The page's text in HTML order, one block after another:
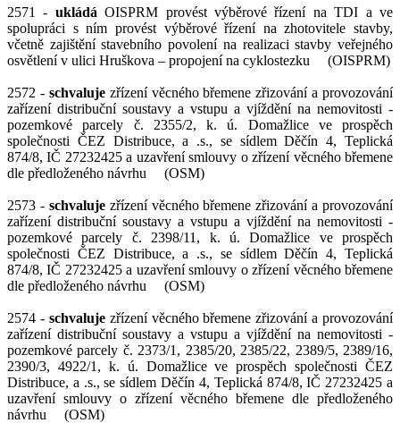
2571 - ukládáOISPRM provést výběrové řízení na TDI a ve
spolupráci s ním provést výběrové řízení na zhotovitele stavby,
včetně zajištění stavebního povolení na realizaci stavby veřejného
osvětlení v ulici Hruškova – propojení na cyklostezku (OISPRM)
2572 -schvaluje zřízení věcného břemene zřizování a provozování
zařízení distribuční soustavy a vstupu a vjíždění na nemovitosti -
pozemkové parcely č. 2355/2, k. ú. Domažlice ve prospěch
společnosti ČEZ Distribuce, a .s., se sídlem Děčín 4, Teplická
874/8, IČ 27232425 a uzavření smlouvy o zřízení věcného břemene
dle předloženého návrhu (OSM)
2573 -schvaluje zřízení věcného břemene zřizování a provozování
zařízení distribuční soustavy a vstupu a vjíždění na nemovitosti -
pozemkové parcely č. 2398/11, k. ú. Domažlice ve prospěch
společnosti ČEZ Distribuce, a .s., se sídlem Děčín 4, Teplická
874/8, IČ 27232425 a uzavření smlouvy o zřízení věcného břemene
dle předloženého návrhu (OSM)
2574 -schvaluje zřízení věcného břemene zřizování a provozování
zařízení distribuční soustavy a vstupu a vjíždění na nemovitosti -
pozemkové parcely č. 2373/1, 2385/20, 2385/22, 2389/5, 2389/16,
2390/3, 4922/1 , k. ú. Domažlice ve prospěch společnosti ČEZ
Distribuce, a .s., se sídlem Děčín 4, Teplická 874/8, IČ 27232425 a
uzavření smlouvy o zřízení věcného břemene dle předloženého
návrhu (OSM)